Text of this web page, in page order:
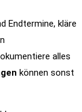
Endtermine, kläre
alles
können sonst